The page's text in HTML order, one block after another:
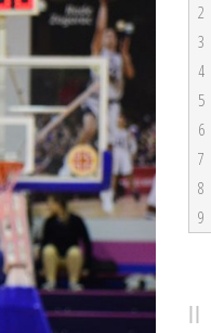
2
3
4
5
6
7
8
9